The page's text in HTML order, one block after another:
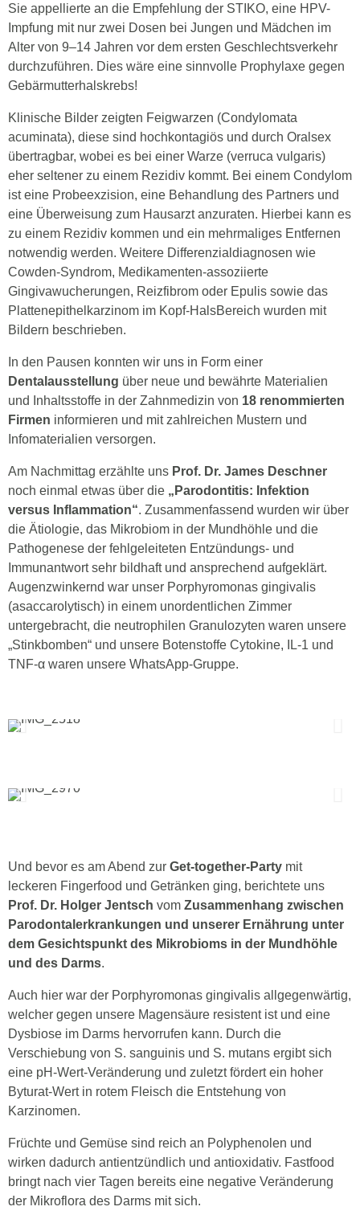
Sie appellierte an die Empfehlung der STIKO, eine HPV-
Impfung mit nur zwei Dosen bei Jungen und Mädchen im
Alter von 9–14 Jahren vor dem ersten Geschlechtsverkehr
durchzuführen. Dies wäre eine sinnvolle Prophylaxe gegen
Gebärmutterhalskrebs!
Klinische Bilder zeigten Feigwarzen (Condylomata
acuminata), diese sind hochkontagiös und durch Oralsex
übertragbar, wobei es bei einer Warze (verruca vulgaris)
eher seltener zu einem Rezidiv kommt. Bei einem Condylom
ist eine Probeexzision, eine Behandlung des Partners und
eine Überweisung zum Hausarzt anzuraten. Hierbei kann es
zu einem Rezidiv kommen und ein mehrmaliges Entfernen
notwendig werden. Weitere Differenzialdiagnosen wie
Cowden-Syndrom, Medikamenten-assoziierte
Gingivawucherungen, Reizfibrom oder Epulis sowie das
Plattenepithelkarzinom im Kopf-HalsBereich wurden mit
Bildern beschrieben.
In den Pausen konnten wir uns in Form einer
Dentalausstellung über neue und bewährte Materialien
und Inhaltsstoffe in der Zahnmedizin von 18 renommierten
Firmen informieren und mit zahlreichen Mustern und
Infomaterialien versorgen.
Am Nachmittag erzählte uns Prof. Dr. James Deschner
noch einmal etwas über die „Parodontitis: Infektion
versus Inflammation“. Zusammenfassend wurden wir über
die Ätiologie, das Mikrobiom in der Mundhöhle und die
Pathogenese der fehlgeleiteten Entzündungs- und
Immunantwort sehr bildhaft und ansprechend aufgeklärt.
Augenzwinkernd war unser Porphyromonas gingivalis
(asaccarolytisch) in einem unordentlichen Zimmer
untergebracht, die neutrophilen Granulozyten waren unsere
„Stinkbomben“ und unsere Botenstoffe Cytokine, IL-1 und
TNF-α waren unsere WhatsApp-Gruppe.
Und bevor es am Abend zur Get-together-Party mit
leckeren Fingerfood und Getränken ging, berichtete uns
Prof. Dr. Holger Jentsch vom Zusammenhang zwischen
Parodontalerkrankungen und unserer Ernährung unter
dem Gesichtspunkt des Mikrobioms in der Mundhöhle
und des Darms.
Auch hier war der Porphyromonas gingivalis allgegenwärtig,
welcher gegen unsere Magensäure resistent ist und eine
Dysbiose im Darms hervorrufen kann. Durch die
Verschiebung von S. sanguinis und S. mutans ergibt sich
eine pH-Wert-Veränderung und zuletzt fördert ein hoher
Byturat-Wert in rotem Fleisch die Entstehung von
Karzinomen.
Früchte und Gemüse sind reich an Polyphenolen und
wirken dadurch antientzündlich und antioxidativ. Fastfood
bringt nach vier Tagen bereits eine negative Veränderung
der Mikroflora des Darms mit sich.